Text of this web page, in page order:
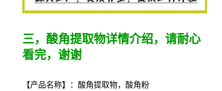
三，酸角提取物详情介绍，请耐心
看完，谢谢
【产品名称】：酸角提取物，酸角粉